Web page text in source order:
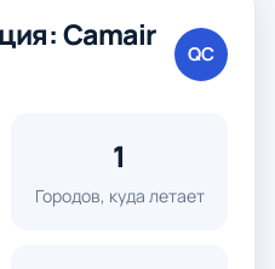
Camair
QC
1
Городов, куда летает